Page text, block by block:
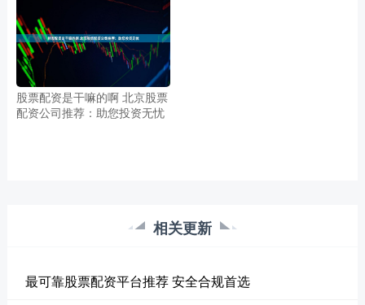
股票配资是干嘛的啊 北京股票
配资公司推荐：助您投资无忧
相关更新
最可靠股票配资平台推荐 安全合规首选